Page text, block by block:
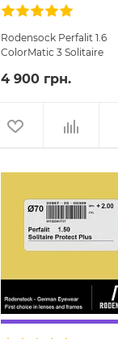
Rodensock Perfalit 1.6
ColorMatic 3 Solitaire
очковые линзы
4 900 грн.